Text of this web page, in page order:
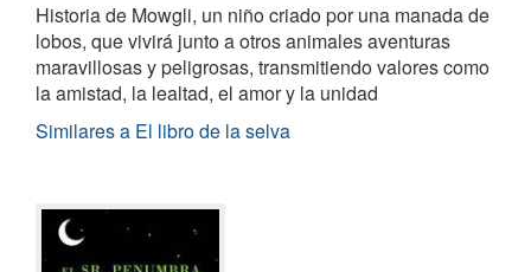
Historia de Mowgli, un niño criado por una manada de
lobos, que vivirá junto a otros animales aventuras
maravillosas y peligrosas, transmitiendo valores como
la amistad, la lealtad, el amor y la unidad
Similares a El libro de la selva